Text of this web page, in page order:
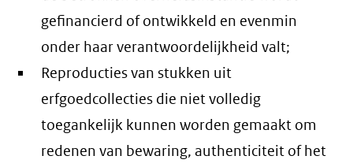
gefinancierd of ontwikkeld en evenmin
onder haar verantwoordelijkheid valt;
Reproducties van stukken uit
erfgoedcollecties die niet volledig
toegankelijk kunnen worden gemaakt om
redenen van bewaring, authenticiteit of het